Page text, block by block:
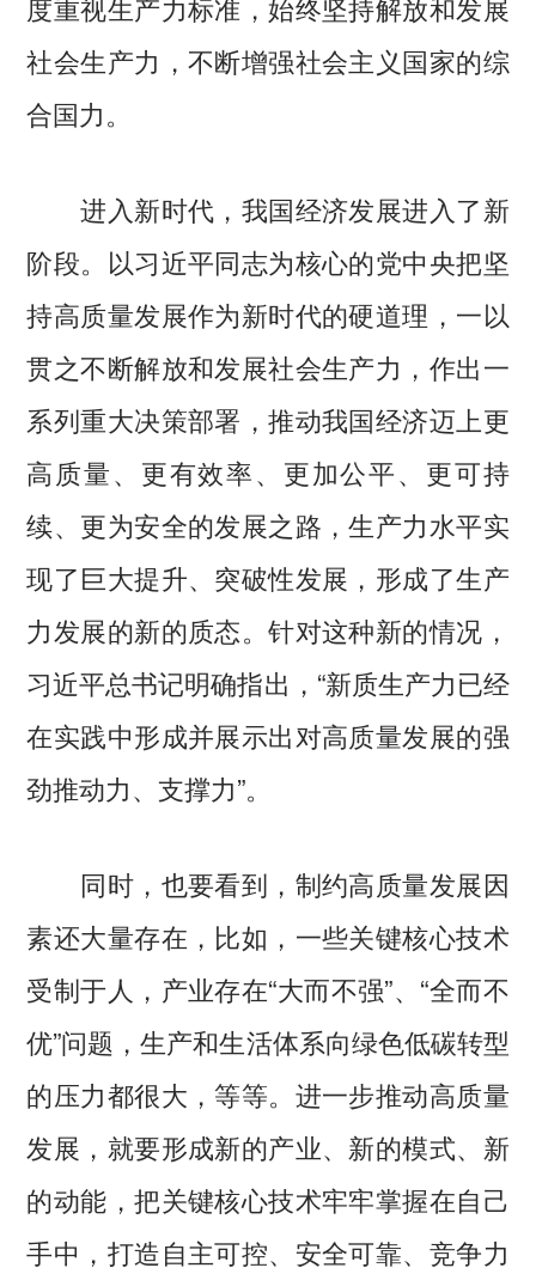
社会生产力，不断增强社会主义国家的综
合国力。
进入新时代，我国经济发展进入了新
阶段。以习近平同志为核心的党中央把坚
持高质量发展作为新时代的硬道理，一以
贯之不断解放和发展社会生产力，作出一
系列重大决策部署，推动我国经济迈上更
高质量、更有效率、更加公平、更可持
续、更为安全的发展之路，生产力水平实
现了巨大提升、突破性发展，形成了生产
力发展的新的质态。针对这种新的情况，
习近平总书记明确指出，“新质生产力已经
在实践中形成并展示出对高质量发展的强
劲推动力、支撑力”。
同时，也要看到，制约高质量发展因
素还大量存在，比如，一些关键核心技术
受制于人，产业存在“大而不强”、“全而不
优”问题，生产和生活体系向绿色低碳转型
的压力都很大，等等。进一步推动高质量
发展，就要形成新的产业、新的模式、新
的动能，把关键核心技术牢牢掌握在自己
手中，打造自主可控、安全可靠、竞争力